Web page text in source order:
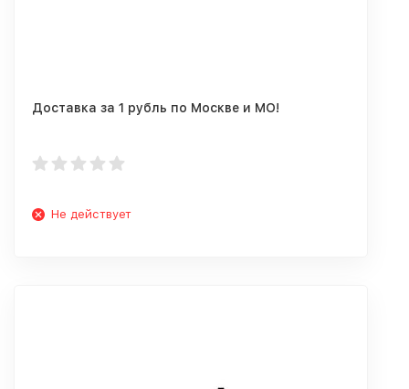
Доставка за 1 рубль по Москве и МО!
Не действует